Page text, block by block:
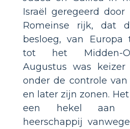
Israël geregeerd
Romeinse rijk, dat
besloeg, van Europa
tot het Midden-
Augustus was
onder de controle
en later zijn zonen.
een hekel aan
heerschappij